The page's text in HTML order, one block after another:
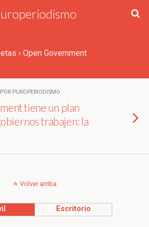
› Open Government
PUROPERIODISMO
tiene un plan
trabajen: la
Volver arriba
Escritorio